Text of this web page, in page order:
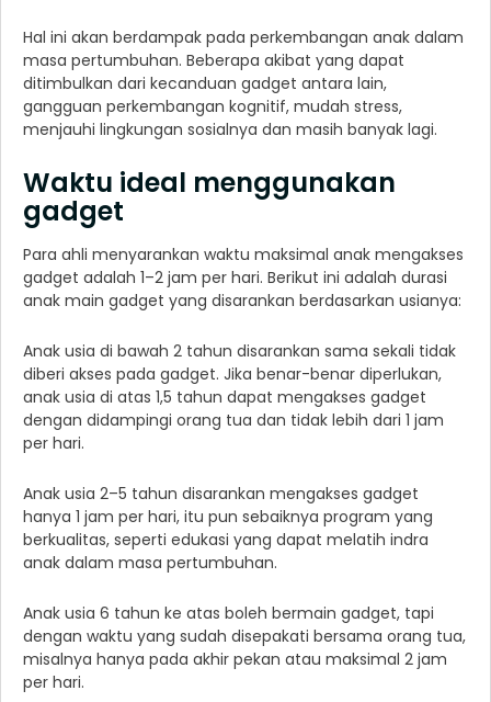
Hal ini akan berdampak pada perkembangan anak dalam
masa pertumbuhan. Beberapa akibat yang dapat
ditimbulkan dari kecanduan gadget antara lain,
gangguan perkembangan kognitif, mudah stress,
menjauhi lingkungan sosialnya dan masih banyak lagi.
Waktu ideal menggunakan
gadget
Para ahli menyarankan waktu maksimal anak mengakses
gadget adalah 1–2 jam per hari. Berikut ini adalah durasi
anak main gadget yang disarankan berdasarkan usianya:
Anak usia di bawah 2 tahun disarankan sama sekali tidak
diberi akses pada gadget. Jika benar-benar diperlukan,
anak usia di atas 1,5 tahun dapat mengakses gadget
dengan didampingi orang tua dan tidak lebih dari 1 jam
per hari.
Anak usia 2–5 tahun disarankan mengakses gadget
hanya 1 jam per hari, itu pun sebaiknya program yang
berkualitas, seperti edukasi yang dapat melatih indra
anak dalam masa pertumbuhan.
Anak usia 6 tahun ke atas boleh bermain gadget, tapi
dengan waktu yang sudah disepakati bersama orang tua,
misalnya hanya pada akhir pekan atau maksimal 2 jam
per hari.